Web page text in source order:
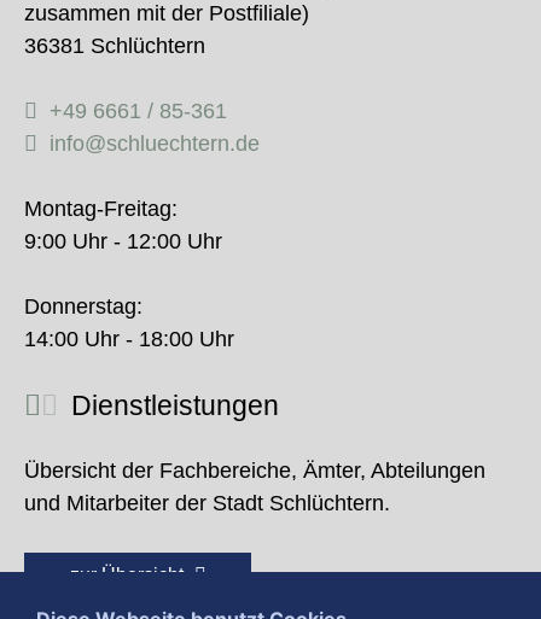
zusammen mit der Postfiliale)
36381 Schlüchtern
+49 6661 / 85-361
info@schluechtern.de
Montag-Freitag:
9:00 Uhr - 12:00 Uhr
Donnerstag:
14:00 Uhr - 18:00 Uhr
Dienstleistungen
Übersicht der Fachbereiche, Ämter, Abteilungen
und Mitarbeiter der Stadt Schlüchtern.
zur Übersicht